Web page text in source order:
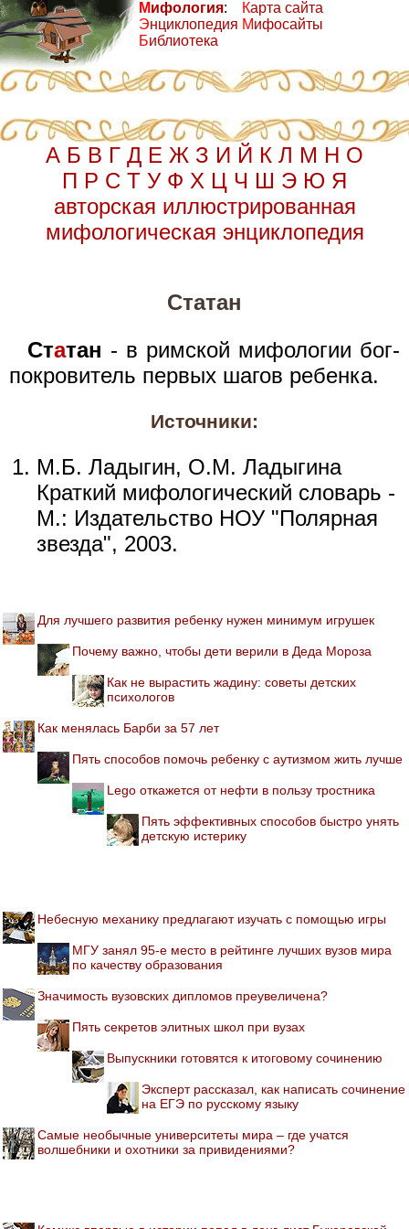
Мифология:
Энциклопедия
Библиотека
Карта сайта
Мифосайты
А Б В Г Д Е Ж З И Й К Л М Н О
П Р С Т У Ф Х Ц Ч Ш Э Ю Я
авторская иллюстрированная
мифологическая энциклопедия
Статан
Статан - в римской мифологии бог-
покровитель первых шагов ребенка.
Источники:
М.Б. Ладыгин, О.М. Ладыгина
Краткий мифологический словарь -
М.: Издательство НОУ "Полярная
звезда", 2003.
Для лучшего развития ребенку нужен минимум игрушек
Почему важно, чтобы дети верили в Деда Мороза
Как не вырастить жадину: советы детских
психологов
Как менялась Барби за 57 лет
Пять способов помочь ребенку с аутизмом жить лучше
Lego откажется от нефти в пользу тростника
Пять эффективных способов быстро унять
детскую истерику
Небесную механику предлагают изучать с помощью игры
МГУ занял 95-е место в рейтинге лучших вузов мира
по качеству образования
Значимость вузовских дипломов преувеличена?
Пять секретов элитных школ при вузах
Выпускники готовятся к итоговому сочинению
Эксперт рассказал, как написать сочинение
на ЕГЭ по русскому языку
Самые необычные университеты мира – где учатся
волшебники и охотники за привидениями?